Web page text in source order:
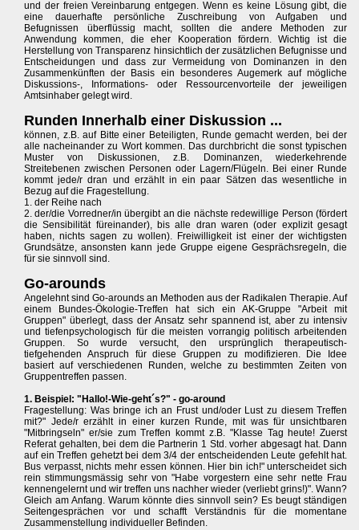
und der freien Vereinbarung entgegen. Wenn es keine Lösung gibt, die
eine dauerhafte persönliche Zuschreibung von Aufgaben und
Befugnissen überflüssig macht, sollten die andere Methoden zur
Anwendung kommen, die eher Kooperation fördern. Wichtig ist die
Herstellung von Transparenz hinsichtlich der zusätzlichen Befugnisse und
Entscheidungen und dass zur Vermeidung von Dominanzen in den
Zusammenkünften der Basis ein besonderes Augemerk auf mögliche
Diskussions-, Informations- oder Ressourcenvorteile der jeweiligen
Amtsinhaber gelegt wird.
Runden Innerhalb einer Diskussion ...
können, z.B. auf Bitte einer Beteiligten, Runde gemacht werden, bei der
alle nacheinander zu Wort kommen. Das durchbricht die sonst typischen
Muster von Diskussionen, z.B. Dominanzen, wiederkehrende
Streitebenen zwischen Personen oder Lagern/Flügeln. Bei einer Runde
kommt jede/r dran und erzählt in ein paar Sätzen das wesentliche in
Bezug auf die Fragestellung.
1. der Reihe nach
2. der/die Vorredner/in übergibt an die nächste redewillige Person (fördert
die Sensibilität füreinander), bis alle dran waren (oder explizit gesagt
haben, nichts sagen zu wollen). Freiwilligkeit ist einer der wichtigsten
Grundsätze, ansonsten kann jede Gruppe eigene Gesprächsregeln, die
für sie sinnvoll sind.
Go-arounds
Angelehnt sind Go-arounds an Methoden aus der Radikalen Therapie. Auf
einem Bundes-Ökologie-Treffen hat sich ein AK-Gruppe "Arbeit mit
Gruppen" überlegt, dass der Ansatz sehr spannend ist, aber zu intensiv
und tiefenpsychologisch für die meisten vorrangig politisch arbeitenden
Gruppen. So wurde versucht, den ursprünglich therapeutisch-
tiefgehenden Anspruch für diese Gruppen zu modifizieren. Die Idee
basiert auf verschiedenen Runden, welche zu bestimmten Zeiten von
Gruppentreffen passen.
1. Beispiel: "Hallo!-Wie-geht´s?" - go-around
Fragestellung: Was bringe ich an Frust und/oder Lust zu diesem Treffen
mit?" Jede/r erzählt in einer kurzen Runde, mit was für unsichtbaren
"Mitbringseln" er/sie zum Treffen kommt z.B. "Klasse Tag heute! Zuerst
Referat gehalten, bei dem die Partnerin 1 Std. vorher abgesagt hat. Dann
auf ein Treffen gehetzt bei dem 3/4 der entscheidenden Leute gefehlt hat.
Bus verpasst, nichts mehr essen können. Hier bin ich!" unterscheidet sich
rein stimmungsmässig sehr von "Habe vorgestern eine sehr nette Frau
kennengelernt und wir treffen uns nachher wieder (verliebt grins!)". Wann?
Gleich am Anfang. Warum könnte dies sinnvoll sein? Es beugt ständigen
Seitengesprächen vor und schafft Verständnis für die momentane
Zusammenstellung individueller Befinden.